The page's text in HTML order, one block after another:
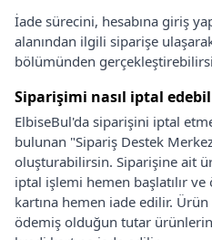
İade sürecini, hesabına giriş
alanından ilgili siparişe
bölümünden
Siparişimi nasıl iptal
ElbiseBul'da siparişini iptal
bulunan "Sipariş Destek
oluşturabilirsin. Siparişine ait
iptal işlemi hemen başlatılır
kartına hemen iade edilir.
ödemiş olduğun tutar